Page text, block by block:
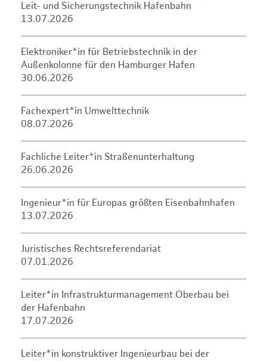
Leit- und Sicherungstechnik Hafenbahn
13.07.2026
Elektroniker*in für Betriebstechnik in der
Außenkolonne für den Hamburger Hafen
30.06.2026
Fachexpert*in Umwelttechnik
08.07.2026
Fachliche Leiter*in Straßenunterhaltung
26.06.2026
Ingenieur*in für Europas größten Eisenbahnhafen
13.07.2026
Juristisches Rechtsreferendariat
07.01.2026
Leiter*in Infrastrukturmanagement Oberbau bei
der Hafenbahn
17.07.2026
Leiter*in konstruktiver Ingenieurbau bei der